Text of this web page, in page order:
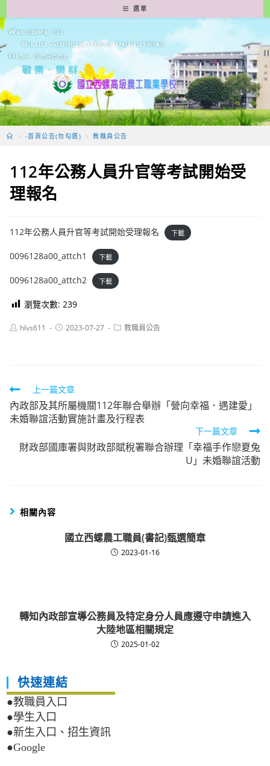
轉
至
要
容
選單
> -首頁公告(勿勾選) > 教職員公告
112年公務人員升官等考試開始受
理報名
112年公務人員升官等考試開始受理報名 下載
0096128a00_attch1 下載
0096128a00_attch2 下載
瀏覽次數: 239
Posthlvs611
Post2023-07-27
Post教職員公告
Read
more
articles
上一篇文章
內政部及其所屬機關112年聯合舉辦「營向幸福．遇建愛」
未婚聯誼活動實施計畫及行程表
下一篇文章
財政部國庫署與財政部賦稅署聯合辦理「幸福手作戀夏兔
U」未婚聯誼活動
相關內容
國立西螺農工職員(書記)甄選簡章
2023-01-16
轉知內政部宣導公務員及特定身分人員應遵守申請進入
大陸地區相關規定
2025-01-02
快速連結
●教職員入口
●學生入口
●新生入口、招生資訊
●Google